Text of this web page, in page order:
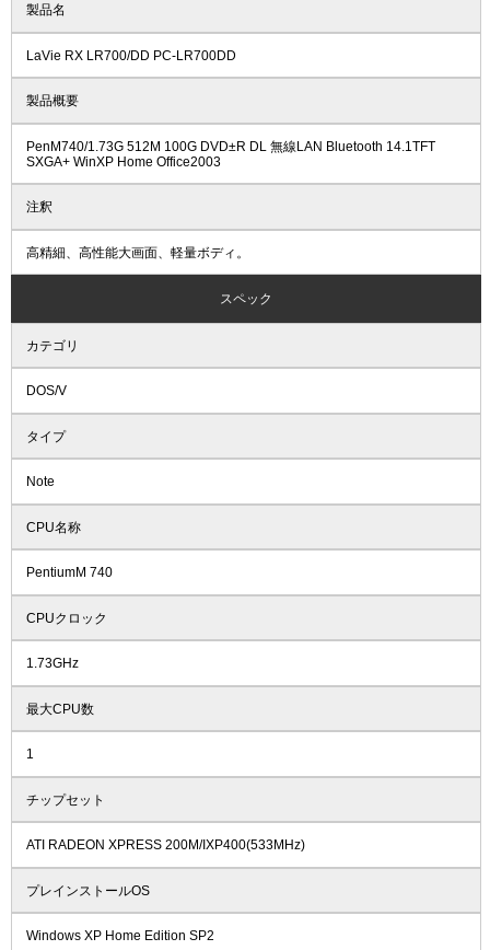
製品名
LaVie RX LR700/DD PC-LR700DD
製品概要
PenM740/1.73G 512M 100G DVD±R DL 無線LAN Bluetooth 14.1TFT
SXGA+ WinXP Home Office2003
注釈
高精細、高性能大画面、軽量ボディ。
スペック
カテゴリ
DOS/V
タイプ
Note
CPU名称
PentiumM 740
CPUクロック
1.73GHz
最大CPU数
1
チップセット
ATI RADEON XPRESS 200M/IXP400(533MHz)
プレインストールOS
Windows XP Home Edition SP2